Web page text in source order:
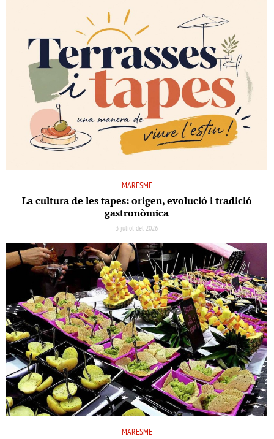
MARESME
La cultura de les tapes: origen, evolució i tradició
gastronòmica
3 juliol del 2026
MARESME